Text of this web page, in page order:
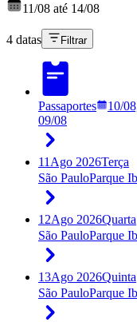
11/08 até 14/08
4 datas Filtrar
Passaportes
10/
09/08
11 Ago 2026Terça
São PauloParque
12Ago 2026Quarta
São PauloParque
13Ago 2026Quinta
São PauloParque